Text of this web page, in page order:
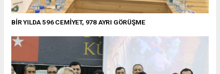
BİR YILDA 596 CEMİYET, 978 AYRI GÖRÜŞME